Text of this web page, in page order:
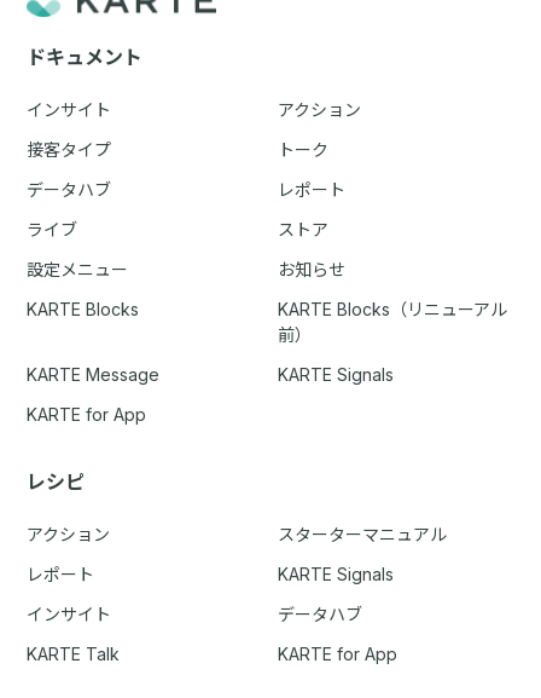
ドキュメント
インサイト
アクション
接客タイプ
トーク
データハブ
レポート
ライブ
ストア
設定メニュー
お知らせ
KARTE Blocks
KARTE Blocks（リニューアル
前）
KARTE Message
KARTE Signals
KARTE for App
レシピ
アクション
スターターマニュアル
レポート
KARTE Signals
インサイト
データハブ
KARTE Talk
KARTE for App